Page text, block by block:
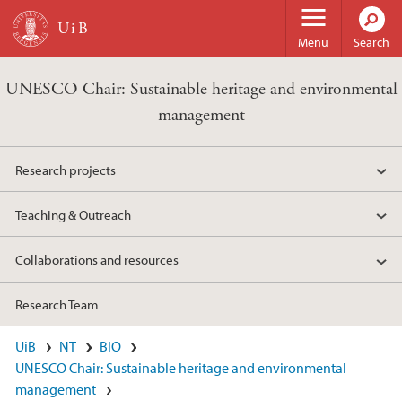
Skip to main content
Menu Search
UNESCO Chair: Sustainable heritage and environmental
management
Research projects
Teaching & Outreach
Collaborations and resources
Research Team
UiB NT
BIO
UNESCO Chair: Sustainable heritage and environmental
management